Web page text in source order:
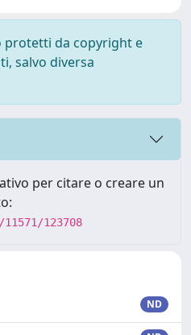
protetti da copyright e
salvo diversa
per citare o creare un
123708
ND